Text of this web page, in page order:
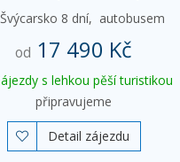
Švýcarsko 8 dní, autobusem
od 17 490 Kč
s lehkou pěší turistikou
připravujeme
 Detail zájezdu